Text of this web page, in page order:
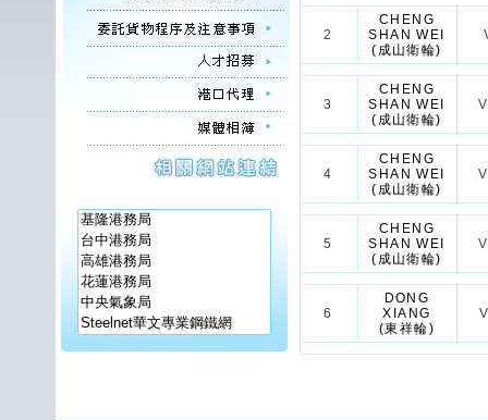
2
CHENG
SHAN WEI
(成山衛輪)
3
CHENG
SHAN WEI
(成山衛輪)
4
CHENG
SHAN WEI
(成山衛輪)
5
CHENG
SHAN WEI
(成山衛輪)
6
DONG
XIANG
(東祥輪)